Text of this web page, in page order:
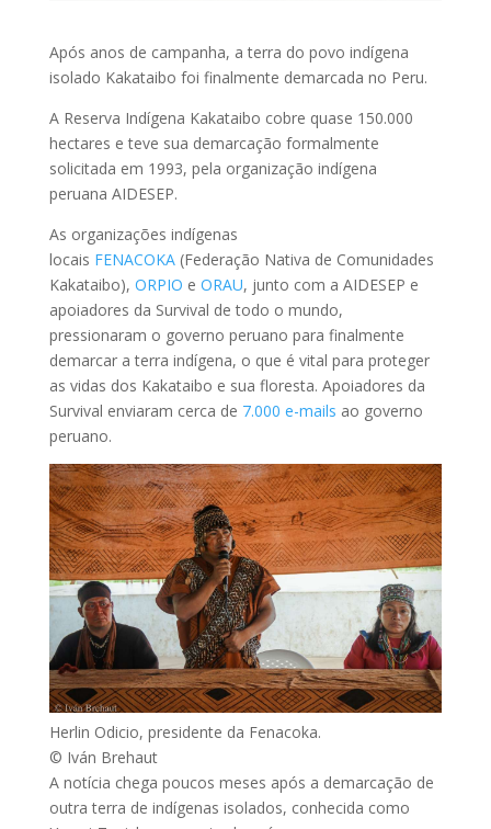
Após anos de campanha, a terra do povo indígena
isolado Kakataibo foi finalmente demarcada no Peru.
A Reserva Indígena Kakataibo cobre quase 150.000
hectares e teve sua demarcação formalmente
solicitada em 1993, pela organização indígena
peruana AIDESEP.
As organizações indígenas
locais FENACOKA(Federação Nativa de Comunidades
Kakataibo), ORPIO e ORAU, junto com a AIDESEP e
apoiadores da Survival de todo o mundo,
pressionaram o governo peruano para finalmente
demarcar a terra indígena, o que é vital para proteger
as vidas dos Kakataibo e sua floresta. Apoiadores da
Survival enviaram cerca de 7.000 e-mails ao governo
peruano.
Herlin Odicio, presidente da Fenacoka.
© Iván Brehaut
A notícia chega poucos meses após a demarcação de
outra terra de indígenas isolados, conhecida como